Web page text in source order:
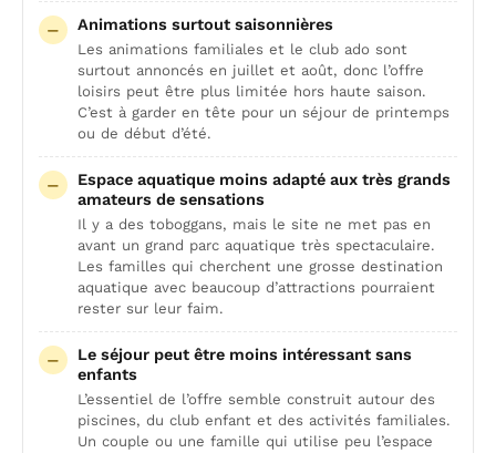
Animations surtout saisonnières
Les animations familiales et le club ado sont
surtout annoncés en juillet et août, donc l’offre
loisirs peut être plus limitée hors haute saison.
C’est à garder en tête pour un séjour de printemps
ou de début d’été.
Espace aquatique moins adapté aux très grands
amateurs de sensations
Il y a des toboggans, mais le site ne met pas en
avant un grand parc aquatique très spectaculaire.
Les familles qui cherchent une grosse destination
aquatique avec beaucoup d’attractions pourraient
rester sur leur faim.
Le séjour peut être moins intéressant sans
enfants
L’essentiel de l’offre semble construit autour des
piscines, du club enfant et des activités familiales.
Un couple ou une famille qui utilise peu l’espace